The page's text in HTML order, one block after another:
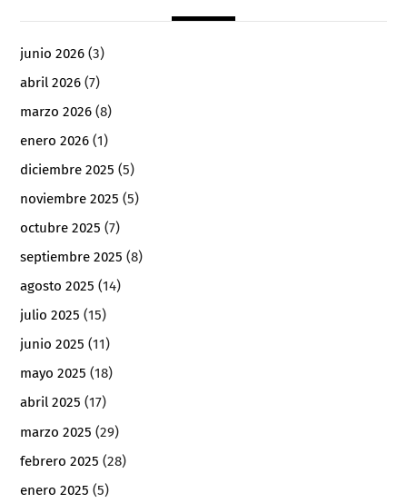
junio 2026 (3)
abril 2026 (7)
marzo 2026 (8)
enero 2026 (1)
diciembre 2025 (5)
noviembre 2025 (5)
octubre 2025 (7)
septiembre 2025 (8)
agosto 2025 (14)
julio 2025 (15)
junio 2025 (11)
mayo 2025 (18)
abril 2025 (17)
marzo 2025 (29)
febrero 2025 (28)
enero 2025 (5)